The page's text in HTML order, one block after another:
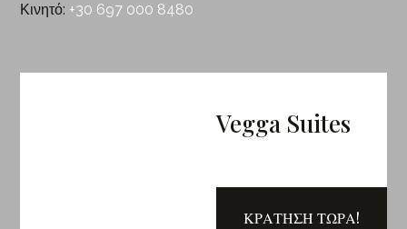
Κινητό: +30 697 000 8480
Vegga Suites
ΚΡΑΤΗΣΗ ΤΩΡΑ!